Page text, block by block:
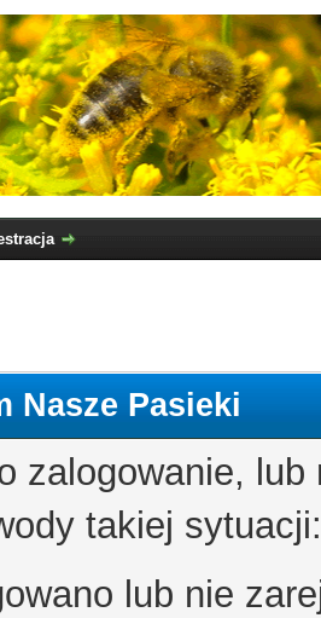
Nasze Pasieki
zalogowanie,
takiej sytuacji:
lub nie